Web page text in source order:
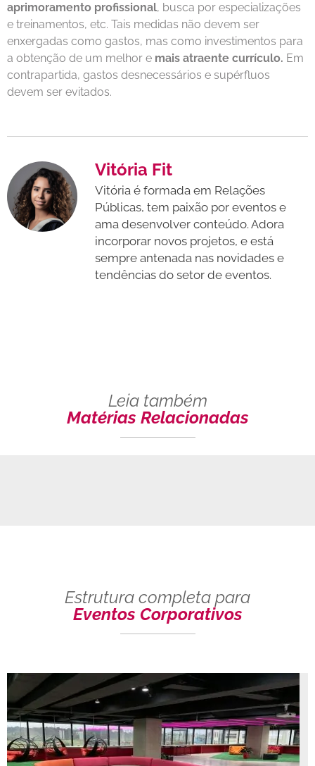
aprimoramento profissional, busca por especializações
e treinamentos, etc. Tais medidas não devem ser
enxergadas como gastos, mas como investimentos para
a obtenção de um melhor e mais atraente currículo. Em
contrapartida, gastos desnecessários e supérfluos
devem ser evitados.
Vitória Fit
Vitória é formada em Relações
Públicas, tem paixão por eventos e
ama desenvolver conteúdo. Adora
incorporar novos projetos, e está
sempre antenada nas novidades e
tendências do setor de eventos.
Leia também
Matérias Relacionadas
Estrutura completa para
Eventos Corporativos